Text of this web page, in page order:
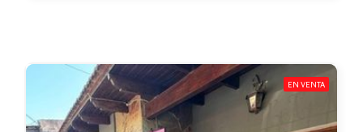
EN VENTA